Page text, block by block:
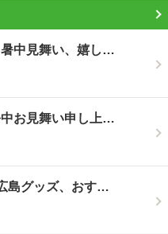
中見舞い、嬉し…
お見舞い申し上…
島グッズ、おす…